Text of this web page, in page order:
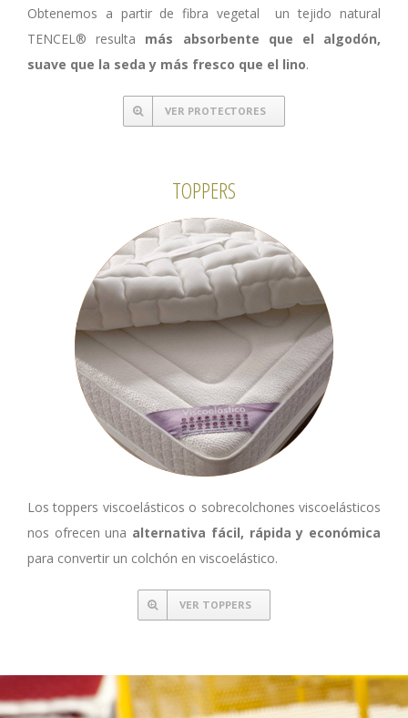
Obtenemos a partir de fibra vegetal un tejido natural
TENCEL® resulta más absorbente que el algodón,
suave que la seda y más fresco que el lino.
VER PROTECTORES
TOPPERS
Los toppers viscoelásticos o sobrecolchones viscoelásticos
nos ofrecen una alternativa fácil, rápida y económica
para convertir un colchón en viscoelástico.
VER TOPPERS